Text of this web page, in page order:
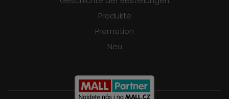
Produkte
Promotion
Neu